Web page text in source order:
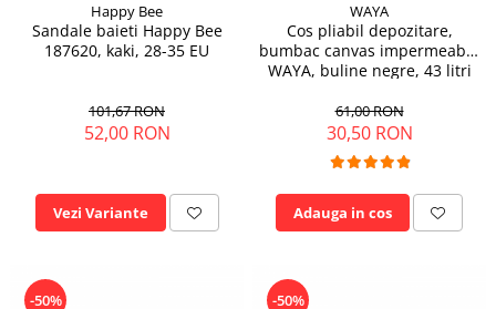
Happy Bee
Sandale baieti Happy Bee
187620, kaki, 28-35 EU
101,67 RON
52,00 RON
Vezi Variante
WAYA
Cos pliabil depozitare,
bumbac canvas impermeabil,
WAYA, buline negre, 43 litri
61,00 RON
30,50 RON
Adauga in cos
-50% -50%